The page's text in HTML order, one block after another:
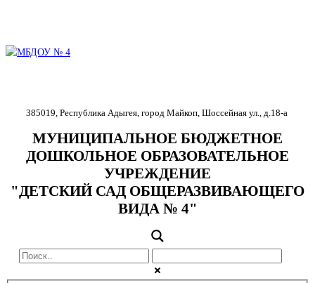
385019, Республика Адыгея, город Майкоп, Шоссейная ул., д.18-а
МУНИЦИПАЛЬНОЕ БЮДЖЕТНОЕ
ДОШКОЛЬНОЕ ОБРАЗОВАТЕЛЬНОЕ
УЧРЕЖДЕНИЕ
"ДЕТСКИЙ САД ОБЩЕРАЗВИВАЮЩЕГО
ВИДА № 4"